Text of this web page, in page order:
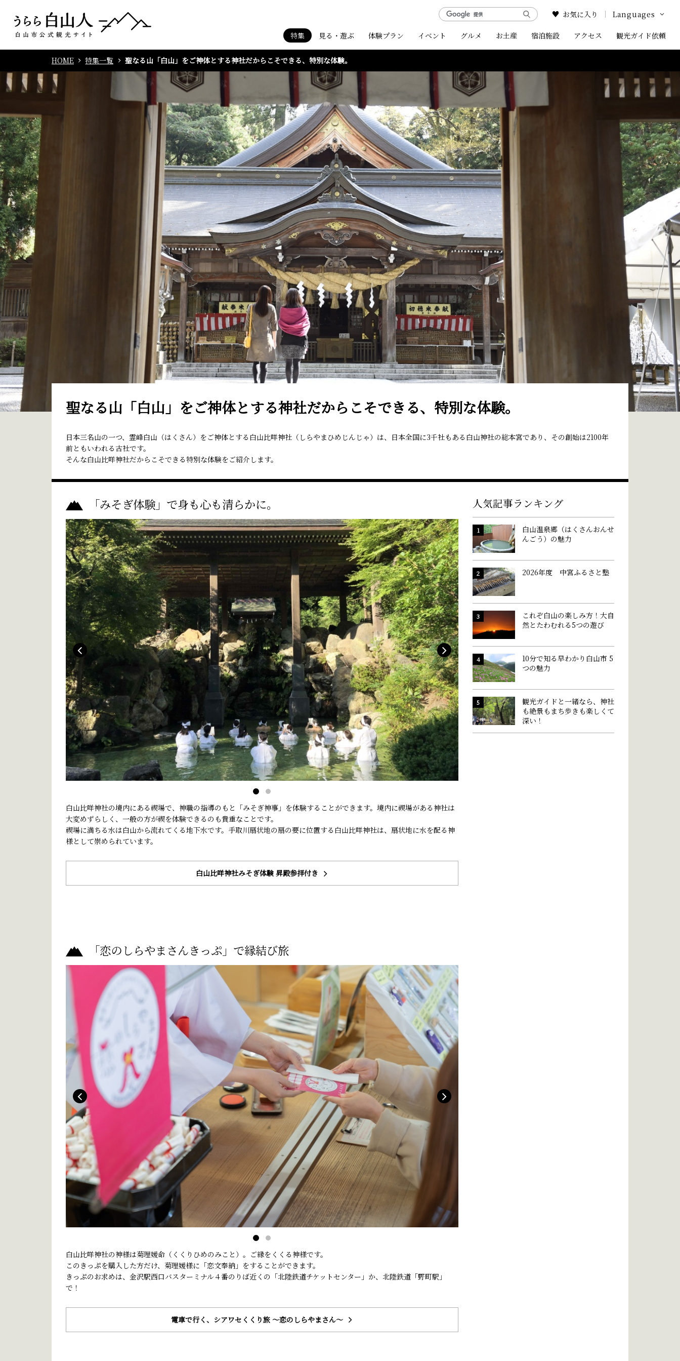
特集 見る・遊ぶ 体験プラン イベント グルメ お土産 宿泊施設 アクセス 観光ガイド依頼
お気に入り Languages
Google Translate
中文简体
中文繁体
한국어
HOME 特集一覧 聖なる山「白山」をご神体とする神社だからこそできる、特別な体験。
聖なる山「白山」をご神体とする神社だからこそできる、特別な体験。
日本三名山の一つ、霊峰白山（はくさん）をご神体とする白山比咩神社（しらやまひめじんじゃ）は、日本全国に3千社もある白山神社の総本宮であり、その創始は2100年
前ともいわれる古社です。
そんな白山比咩神社だからこそできる特別な体験をご紹介します。
「みそぎ体験」で身も心も清らかに。
白山比咩神社の境内にある禊場で、神職の指導のもと「みそぎ神事」を体験することができます。境内に禊場がある神社は
大変めずらしく、一般の方が禊を体験できるのも貴重なことです。
禊場に満ちる水は白山から流れてくる地下水です。手取川扇状地の扇の要に位置する白山比咩神社は、扇状地に水を配る神
様として崇められています。
白山比咩神社みそぎ体験 昇殿参拝付き
「恋のしらやまさんきっぷ」で縁結び旅
白山比咩神社の神様は菊理媛命（くくりひめのみこと）。ご縁をくくる神様です。
このきっぷを購入した方だけ、菊理媛様に「恋文奉納」をすることができます。
きっぷのお求めは、金沢駅西口バスターミナル４番のりば近くの「北陸鉄道チケットセンター」か、北陸鉄道「野町駅」
で！
電車で行く、シアワセくくり旅 ～恋のしらやまさん～
人気記事ランキング
白山温泉郷（はくさんおんせ
んごう）の魅力
2026年度 中宮ふるさと塾
これぞ白山の楽しみ方！大自
然とたわむれる5つの遊び
10分で知る早わかり白山市 5
つの魅力
観光ガイドと一緒なら、神社
も絶景もまち歩きも楽しくて
深い！